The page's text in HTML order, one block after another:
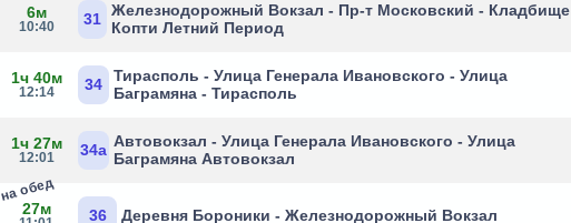
6м
10:40 31 Железнодорожный Вокзал - Пр-т Московский - Кладбище
Копти Летний Период
1ч 40м
12:14 34
Тирасполь - Улица Генерала Ивановского - Улица
Баграмяна - Тирасполь
1ч 27м
12:01 34а Автовокзал - Улица Генерала Ивановского - Улица
Баграмяна Автовокзал
27м
на обед
36 Деревня Бороники - Железнодорожный Вокзал